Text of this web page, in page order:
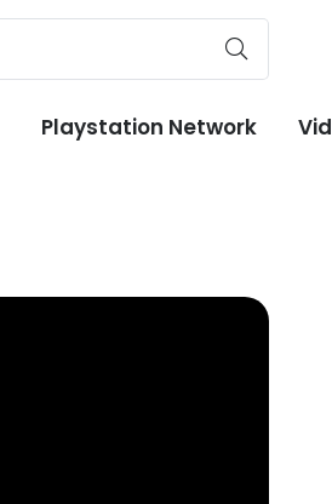
Playstation Network